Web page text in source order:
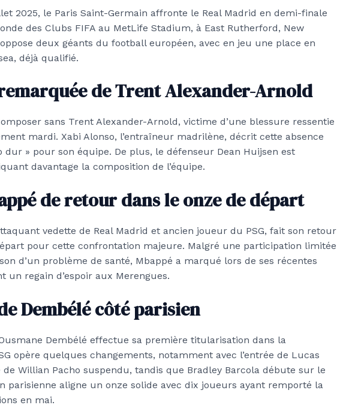
2025, le Paris Saint-Germain affronte le Real Madrid en demi-finale
des Clubs FIFA au MetLife Stadium, à East Rutherford, New
deux géants du football européen, avec en jeu une place en
déjà qualifié.
remarquée de Trent Alexander-Arnold
sans Trent Alexander-Arnold, victime d’une blessure ressentie
mardi. Xabi Alonso, l’entraîneur madrilène, décrit cette absence
dur » pour son équipe. De plus, le défenseur Dean Huijsen est
davantage la composition de l’équipe.
de retour dans le onze de départ
vedette de Real Madrid et ancien joueur du PSG, fait son retour
pour cette confrontation majeure. Malgré une participation limitée
d’un problème de santé, Mbappé a marqué lors de ses récentes
un regain d’espoir aux Merengues.
Dembélé côté parisien
Dembélé effectue sa première titularisation dans la
opère quelques changements, notamment avec l’entrée de Lucas
de Willian Pacho suspendu, tandis que Bradley Barcola débute sur le
parisienne aligne un onze solide avec dix joueurs ayant remporté la
en mai.